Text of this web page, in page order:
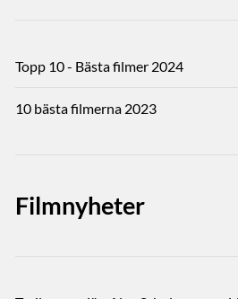
Topp 10 - Bästa filmer 2024
10 bästa filmerna 2023
Filmnyheter